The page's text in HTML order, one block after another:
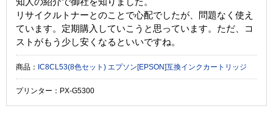
リサイクルトナーとのことで心配でしたが、問題なく使え
ています。定期購入していこうと思っています。ただ、コ
ストがもう少し安くなるといいですね。
商品： IC8CL53(8色セット) エプソン[EPSON]互換インクカートリッジ
プリンター：PX-G5300